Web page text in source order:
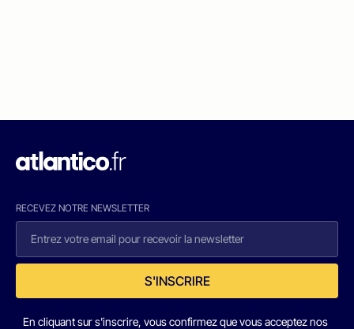
RECEVEZ NOTRE NEWSLETTER
S'INSCRIRE
En cliquant sur s'inscrire, vous confirmez que vous acceptez nos